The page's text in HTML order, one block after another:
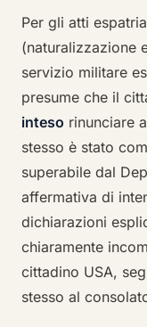
Per gli atti
(naturalizzazione
servizio militare
presume che il
inteso rinunciare
stesso è stato
superabile dal
affermativa di
dichiarazioni
chiaramente
cittadino USA,
stesso al